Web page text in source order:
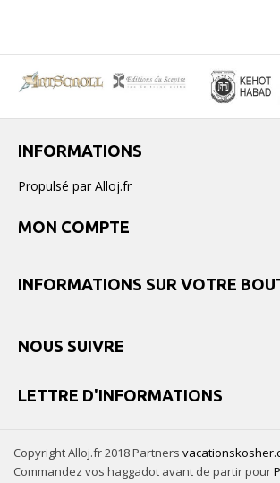
INFORMATIONS
Propulsé par Alloj.fr
MON COMPTE
INFORMATIONS SUR VOTRE
NOUS SUIVRE
LETTRE D'INFORMATIONS
Copyright Alloj.fr 2018 Partners
Commandez vos haggadot avant de partir pour